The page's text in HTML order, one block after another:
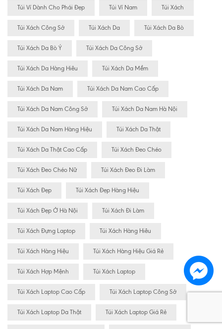
Túi Ví Dành Cho Phái Đẹp Túi Ví Nam Túi Xách
Túi Xách Công Sở Túi Xách Da Túi Xách Da Bò
Túi Xách Da Bò Ý Túi Xách Da Công Sở
Túi Xách Da Hàng Hiêu Túi Xách Da Mềm
Túi Xách Da Nam Túi Xách Da Nam Cao Cấp
Túi Xách Da Nam Công Sở Túi Xách Da Nam Hà Nội
Túi Xách Da Nam Hàng Hiệu Túi Xách Da Thật
Túi Xách Da Thật Cao Cấp Túi Xách Đeo Chéo
Túi Xách Đeo Chéo Nữ Túi Xách Đeo Đi Làm
Túi Xách Đẹp Túi Xách Đẹp Hàng Hiệu
Túi Xách Đẹp Ở Hà Nội Túi Xách Đi Làm
Túi Xách Đựng Laptop Túi Xách Hàng Hiêu
Túi Xách Hàng Hiệu Túi Xách Hàng Hiệu Giá Rẻ
Túi Xách Hợp Mệnh Túi Xách Laptop
Túi Xách Laptop Cao Cấp Túi Xách Laptop Công Sở
Túi Xách Laptop Da Thật Túi Xách Laptop Giá Rẻ